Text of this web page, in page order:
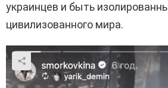
украинцев и быть
цивилизованного мира.